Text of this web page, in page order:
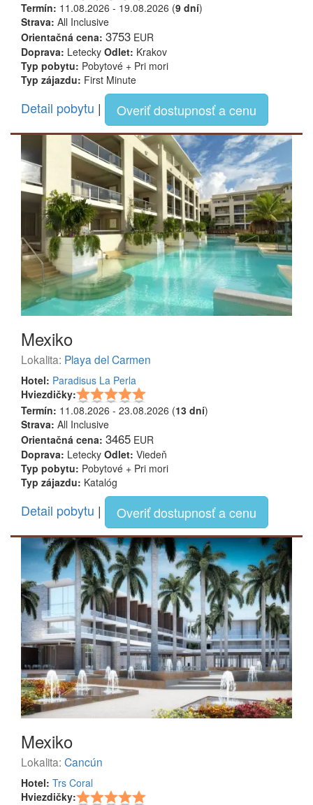
Termín: 11.08.2026 - 19.08.2026 (9 dní)
Strava: All Inclusive
Orientačná cena: 3753 EUR
Doprava: Letecky Odlet: Krakov
Typ pobytu: Pobytové + Pri mori
Typ zájazdu: First Minute
Detail pobytu | Overiť dostupnosť a cenu
Mexiko
Lokalita: Playa del Carmen
Hotel: Paradisus La Perla
Hviezdičky:
Termín: 11.08.2026 - 23.08.2026 (13 dní)
Strava: All Inclusive
Orientačná cena: 3465 EUR
Doprava: Letecky Odlet: Viedeň
Typ pobytu: Pobytové + Pri mori
Typ zájazdu: Katalóg
Detail pobytu | Overiť dostupnosť a cenu
Mexiko
Lokalita: Cancún
Hotel: Trs Coral
Hviezdičky: